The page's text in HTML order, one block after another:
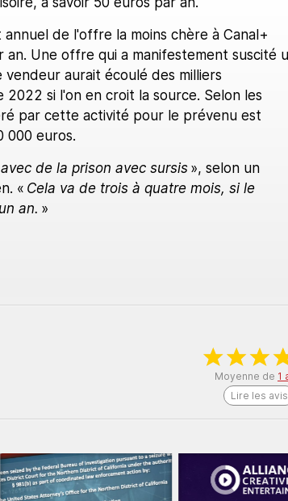
de l'offre la moins chère à Canal+
an. Une offre qui a manifestement suscité
aurait écoulé des milliers
si l'on en croit la source. Selon les
par cette activité pour le prévenu est
000 euros.
de la prison avec sursis», selon un
« Cela va de trois à quatre mois, si le
an. »
Moyenne de 1
Lire les avis